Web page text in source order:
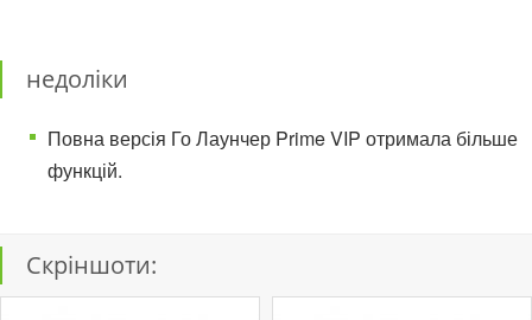
недоліки
Повна версія Го Лаунчер Prime VIP отримала більше
функцій.
Скріншоти: